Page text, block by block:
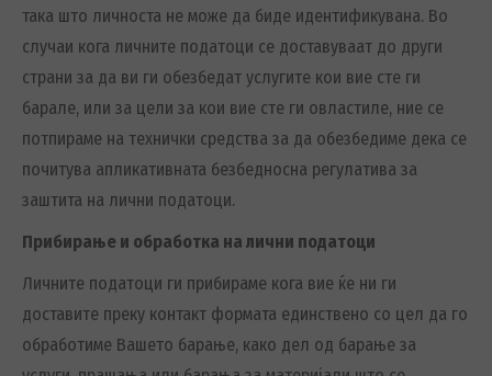
така што личноста не може да биде идентификувана. Во
случаи кога личните податоци се доставуваат до други
страни за да ви ги обезбедат услугите кои вие сте ги
барале, или за цели за кои вие сте ги овластиле, ние се
потпираме на технички средства за да обезбедиме дека се
почитува апликативната безбедносна регулатива за
заштита на лични податоци.
Прибирање и обработка на лични податоци
Личните податоци ги прибираме кога вие ќе ни ги
доставите преку контакт формата единствено со цел да го
обработиме Вашето барање, како дел од барање за